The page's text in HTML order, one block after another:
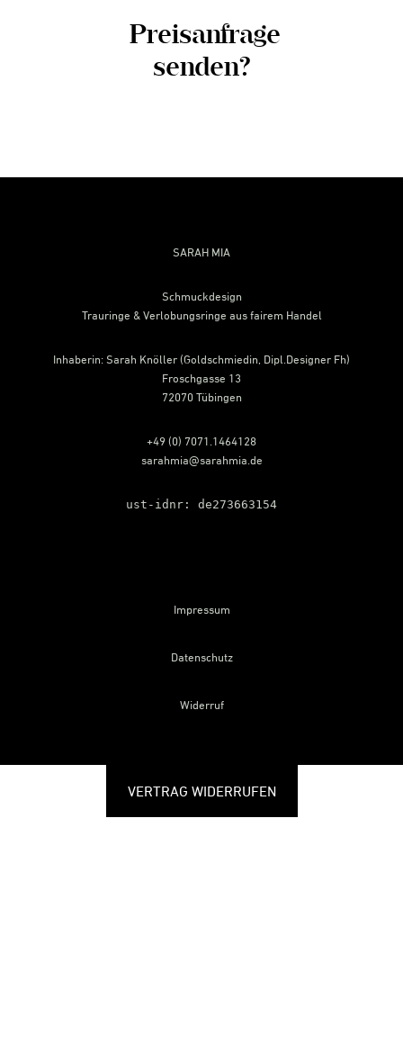
Preisanfrage
senden?
SARAH MIA
Schmuckdesign
Trauringe & Verlobungsringe aus fairem Handel
Inhaberin: Sarah Knöller (Goldschmiedin, Dipl.Designer Fh)
Froschgasse 13
72070 Tübingen
+49 (0) 7071.1464128
sarahmia@sarahmia.de
ust-idnr: de273663154
Impressum
Datenschutz
Widerruf
VERTRAG WIDERRUFEN